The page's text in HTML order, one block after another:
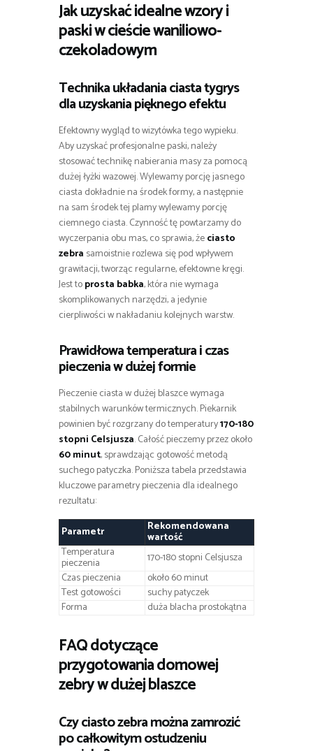
Jak uzyskać idealne wzory i
paski w cieście waniliowo-
czekoladowym
Technika układania ciasta tygrys
dla uzyskania pięknego efektu
Efektowny wygląd to wizytówka tego wypieku.
Aby uzyskać profesjonalne paski, należy
stosować technikę nabierania masy za pomocą
dużej łyżki wazowej. Wylewamy porcję jasnego
ciasta dokładnie na środek formy, a następnie
na sam środek tej plamy wylewamy porcję
ciemnego ciasta. Czynność tę powtarzamy do
wyczerpania obu mas, co sprawia, żeciasto
zebra samoistnie rozlewa się pod wpływem
grawitacji, tworząc regularne, efektowne kręgi.
Jest toprosta babka, która nie wymaga
skomplikowanych narzędzi, a jedynie
cierpliwości w nakładaniu kolejnych warstw.
Prawidłowa temperatura i czas
pieczenia w dużej formie
Pieczenie ciasta w dużej blaszce wymaga
stabilnych warunków termicznych. Piekarnik
powinien być rozgrzany do temperatury170-180
stopni Celsjusza. Całość pieczemy przez około
60 minut, sprawdzając gotowość metodą
suchego patyczka. Poniższa tabela przedstawia
kluczowe parametry pieczenia dla idealnego
rezultatu:
Parametr
Rekomendowana
wartość
Temperatura
pieczenia
170-180 stopni Celsjusza
Czas pieczenia
około 60 minut
Test gotowości
suchy patyczek
Forma
duża blacha prostokątna
FAQ dotyczące
przygotowania domowej
zebry w dużej blaszce
Czy ciasto zebra można zamrozić
po całkowitym ostudzeniu